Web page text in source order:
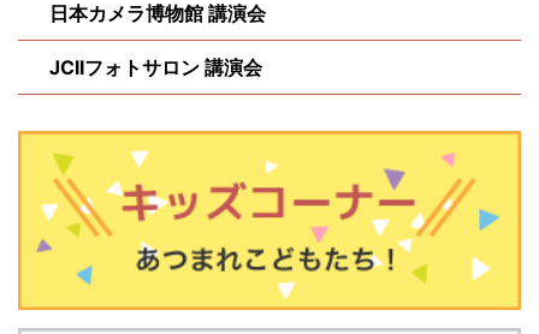
日本カメラ博物館 講演会
JCIIフォトサロン 講演会